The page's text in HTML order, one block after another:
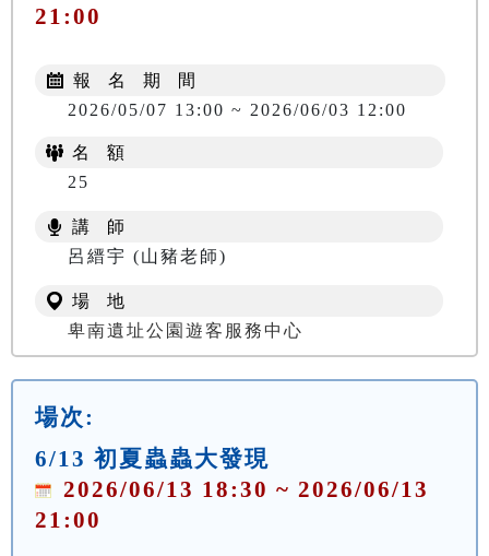
21:00
報 名 期 間
2026/05/07 13:00 ~ 2026/06/03 12:00
名 額
25
講 師
呂縉宇 (山豬老師)
場 地
卑南遺址公園遊客服務中心
場次:
6/13 初夏蟲蟲大發現
2026/06/13 18:30 ~ 2026/06/13
21:00